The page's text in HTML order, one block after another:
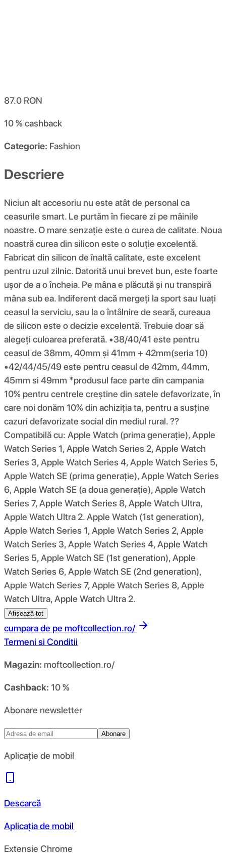
87.0 RON
10 %cashback
Categorie: Fashion
Descriere
Niciun alt accesoriu nu este atât de personal ca
ceasurile smart. Le purtăm în fiecare zi pe mâinile
noastre. O mare senzație este o curea de calitate. Noua
noastră curea din silicon este o soluție excelentă.
Fabricat din silicon de înaltă calitate, este excelent
pentru uzul zilnic. Datorită unui brevet bun, este foarte
ușor de a o încheia. Pe mâna e plăcută și nu transpiră
mâna sub ea. Indiferent dacă mergeți la sport sau luați
ceasul la serviciu, sau la o întâlnire de seară, cureaua
de silicon este o decizie excelentă. Trebuie doar să
alegeți culoarea preferată. •38/40/41 este pentru
ceasul de 38mm, 40mm și 41mm + 42mm(seria 10)
•42/44/45/49 este pentru ceasul de 42mm, 44mm,
45mm si 49mm *produsul face parte din campania
10% pentru centrele creștine din satele defavorizate, în
care noi donăm 10% din achiziția ta, pentru a susține
cazuri defavorizate social din mediul rural. ??
Compatibilă cu: Apple Watch (prima generație), Apple
Watch Series 1, Apple Watch Series 2, Apple Watch
Series 3, Apple Watch Series 4, Apple Watch Series 5,
Apple Watch SE (prima generație), Apple Watch Series
6, Apple Watch SE (a doua generație), Apple Watch
Series 7, Apple Watch Series 8, Apple Watch Ultra,
Apple Watch Ultra 2. Apple Watch (1st generation),
Apple Watch Series 1, Apple Watch Series 2, Apple
Watch Series 3, Apple Watch Series 4, Apple Watch
Series 5, Apple Watch SE (1st generation), Apple
Watch Series 6, Apple Watch SE (2nd generation),
Apple Watch Series 7, Apple Watch Series 8, Apple
Watch Ultra, Apple Watch Ultra 2.
Afișează tot
cumpara de pe moftcollection.ro/
Termeni si Conditii
Magazin: moftcollection.ro/
Cashback: 10 %
Abonare newsletter
Abonare
Aplicație de mobil
Descarcă
Aplicația de mobil
Extensie Chrome